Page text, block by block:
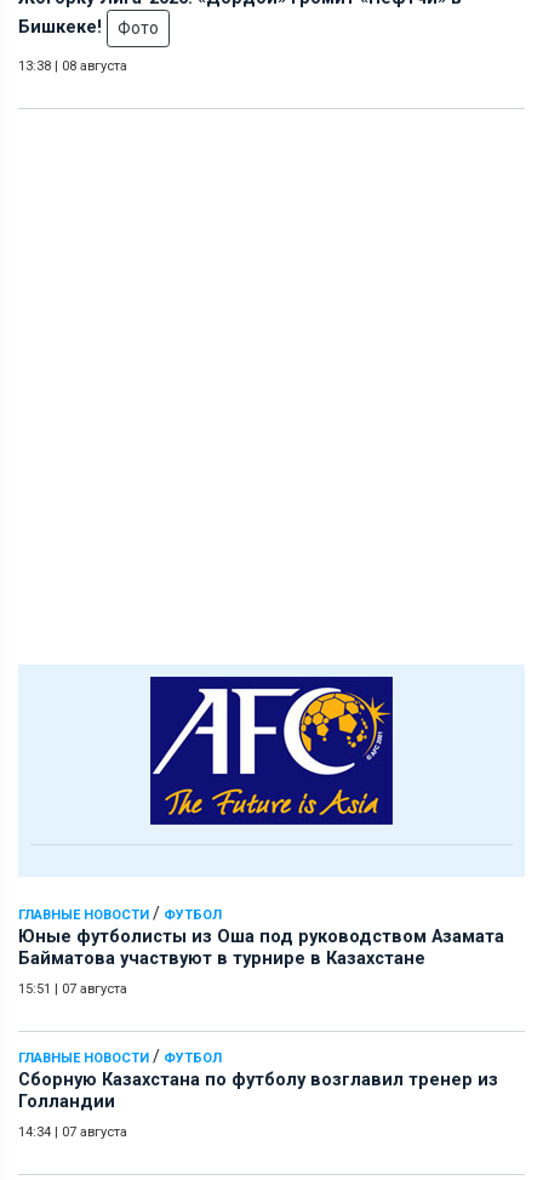
Бишкеке!
Фото
13:38 | 08 августа
ГЛАВНЫЕ НОВОСТИ / ФУТБОЛ
Юные футболисты из Оша под руководством Азамата
Байматова участвуют в турнире в Казахстане
15:51 | 07 августа
ГЛАВНЫЕ НОВОСТИ / ФУТБОЛ
Сборную Казахстана по футболу возглавил тренер из
Голландии
14:34 | 07 августа